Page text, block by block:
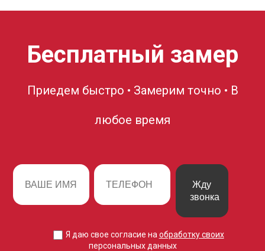
Бесплатный замер
Приедем быстро • Замерим точно • В
любое время
Жду
звонка
Я даю свое согласие на обработку своих
персональных данных